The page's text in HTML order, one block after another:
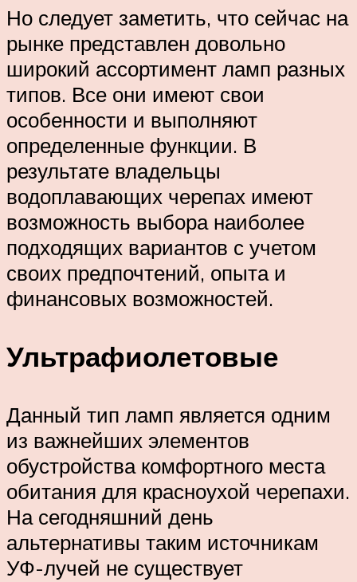
Но следует заметить, что сейчас на
рынке представлен довольно
широкий ассортимент ламп разных
типов. Все они имеют свои
особенности и выполняют
определенные функции. В
результате владельцы
водоплавающих черепах имеют
возможность выбора наиболее
подходящих вариантов с учетом
своих предпочтений, опыта и
финансовых возможностей.
Ультрафиолетовые
Данный тип ламп является одним
из важнейших элементов
обустройства комфортного места
обитания для красноухой черепахи.
На сегодняшний день
альтернативы таким источникам
УФ-лучей не существует